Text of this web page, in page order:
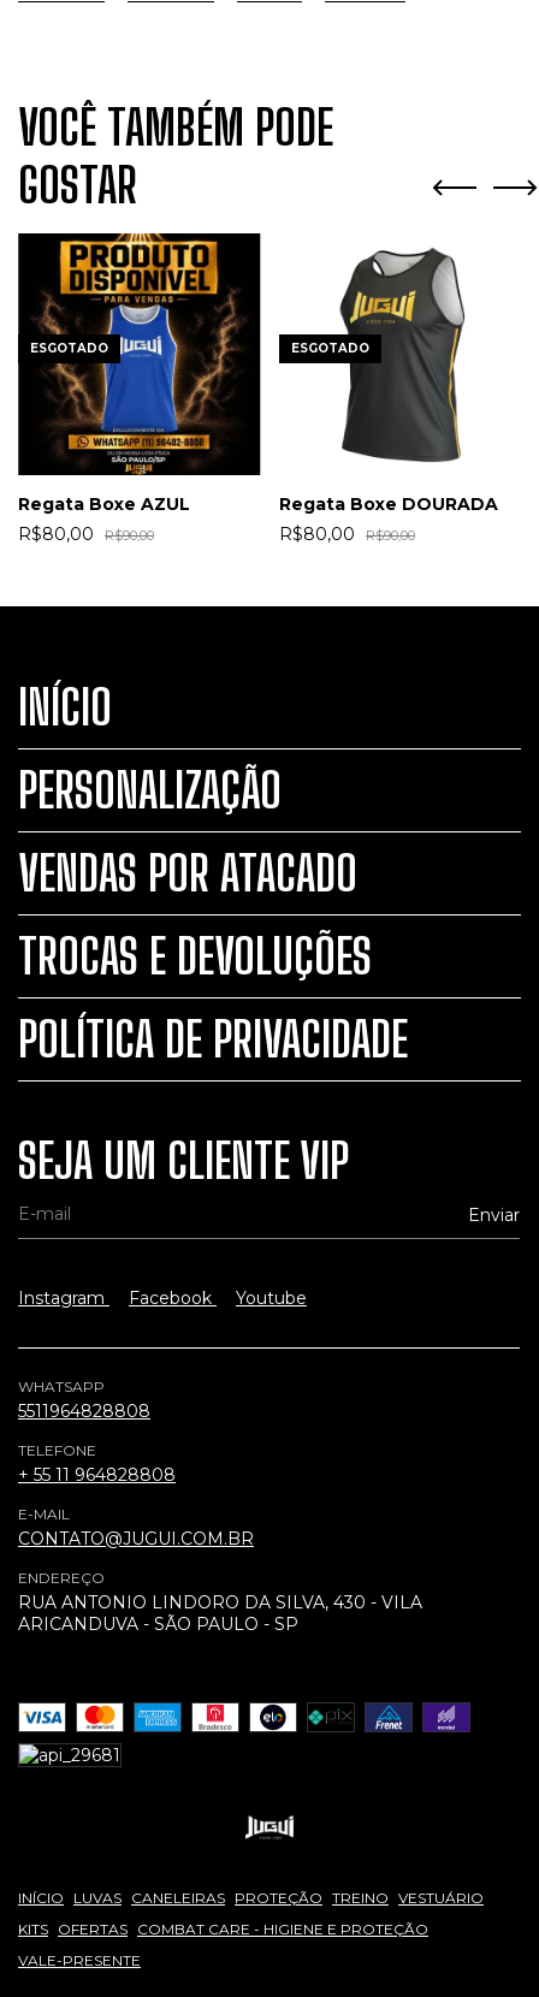
VOCÊ TAMBÉM PODE
GOSTAR
ESGOTADO
Regata Boxe AZUL
R$80,00
R$90,00
ESGOTADO
Regata Boxe DOURADA
R$80,00
R$90,00
INÍCIO
PERSONALIZAÇÃO
VENDAS POR ATACADO
TROCAS E DEVOLUÇÕES
POLÍTICA DE PRIVACIDADE
SEJA UM CLIENTE VIP
Instagram Facebook Youtube
WHATSAPP
5511964828808
TELEFONE
+ 55 11 964828808
E-MAIL
CONTATO@JUGUI.COM.BR
ENDEREÇO
RUA ANTONIO LINDORO DA SILVA, 430 - VILA
ARICANDUVA - SÃO PAULO - SP
INÍCIO LUVAS CANELEIRAS PROTEÇÃO TREINO VESTUÁRIO
KITS OFERTAS COMBAT CARE - HIGIENE E PROTEÇÃO
VALE-PRESENTE